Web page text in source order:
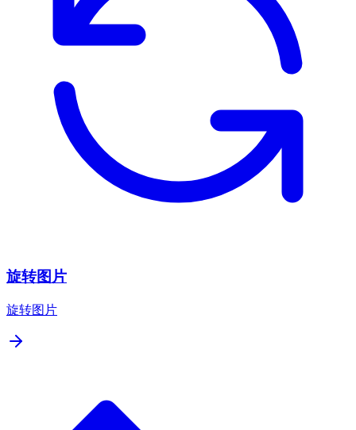
旋转图片
旋转图片